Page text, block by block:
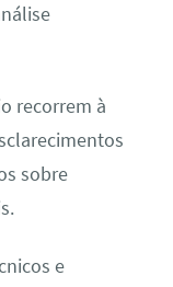
recorrem à
sobre
e